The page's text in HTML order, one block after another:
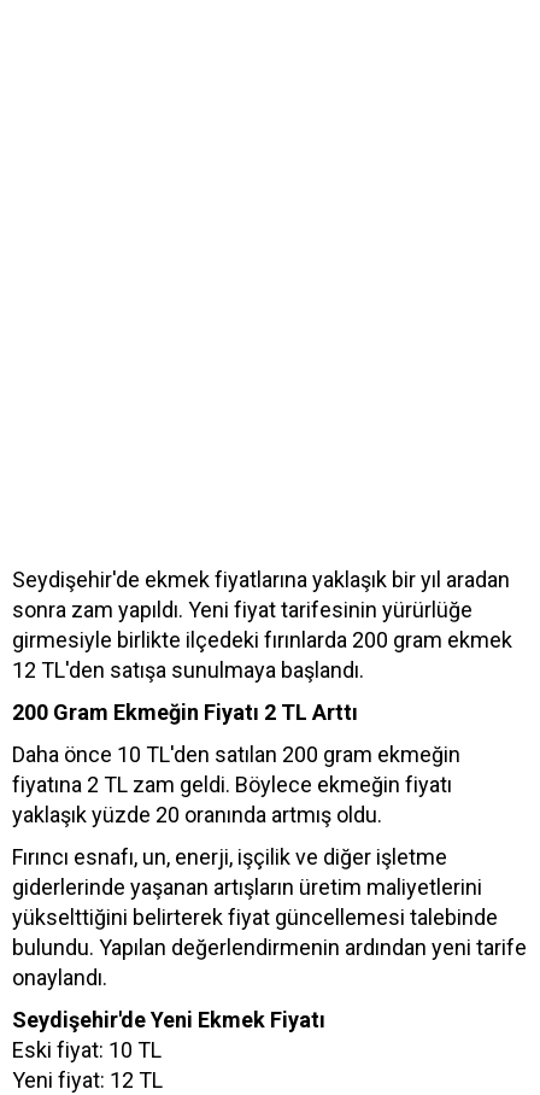
Seydişehir'de ekmek fiyatlarına yaklaşık bir yıl aradan
sonra zam yapıldı. Yeni fiyat tarifesinin yürürlüğe
girmesiyle birlikte ilçedeki fırınlarda 200 gram ekmek
12 TL'den satışa sunulmaya başlandı.
200 Gram Ekmeğin Fiyatı 2 TL Arttı
Daha önce 10 TL'den satılan 200 gram ekmeğin
fiyatına 2 TL zam geldi. Böylece ekmeğin fiyatı
yaklaşık yüzde 20 oranında artmış oldu.
Fırıncı esnafı, un, enerji, işçilik ve diğer işletme
giderlerinde yaşanan artışların üretim maliyetlerini
yükselttiğini belirterek fiyat güncellemesi talebinde
bulundu. Yapılan değerlendirmenin ardından yeni tarife
onaylandı.
Seydişehir'de Yeni Ekmek Fiyatı
Eski fiyat: 10 TL
Yeni fiyat: 12 TL